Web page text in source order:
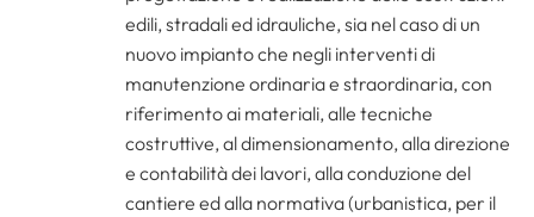
edili, stradali ed idrauliche, sia nel caso di un
nuovo impianto che negli interventi di
manutenzione ordinaria e straordinaria, con
riferimento ai materiali, alle tecniche
costruttive, al dimensionamento, alla direzione
e contabilità dei lavori, alla conduzione del
cantiere ed alla normativa (urbanistica, per il